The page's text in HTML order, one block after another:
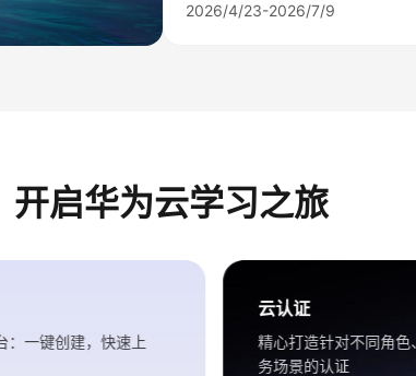
2026/4/23-2026/7/9
开启华为云学习之旅
：一键创建，快速上
云认证
精心打造针对不同角
务场景的认证